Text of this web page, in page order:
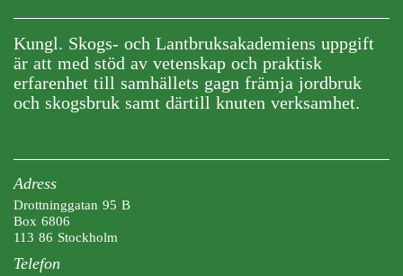
Kungl. Skogs- och Lantbruksakademiens uppgift
är att med stöd av vetenskap och praktisk
erfarenhet till samhällets gagn främja jordbruk
och skogsbruk samt därtill knuten verksamhet.
Adress
Drottninggatan 95 B
Box 6806
113 86 Stockholm
Telefon